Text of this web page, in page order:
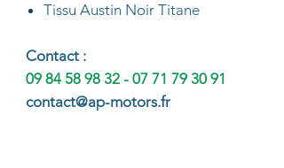
Tissu Austin Noir Titane
Contact :
09 84 58 98 32 - 07 71 79 30 91
contact@ap-motors.fr